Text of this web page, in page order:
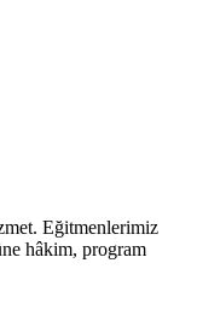
. Eğitmenlerimiz
hâkim, program